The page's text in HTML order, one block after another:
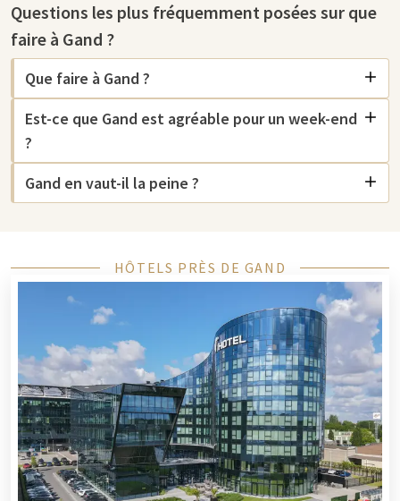
Les curiosités de
Une visite à Gand ne saurait être complète sans la découverte
de ses sites historiques. Le Beffroi médiéval deGent, classé au
patrimoine mondial de l'UNESCO, offre une vue imprenable
sur la ville et est à voir absolument. De plus, l'imposant
château de Gravensteen,la cathédrale Saint-Bavonet le
Patershol sont des lieux à ne pas manquer.
médiévaux, de boutiques modernes et de cafés accueillants
crée une atmosphère unique. Pour une expérience encore plus
spéciale, faites une croisière sur les canaux et admirez Gand
d'un point de vue différent.
Hôtel àGent
Vous souhaitez passer la nuit à Gent? La ville de Gand offre
plusieurs possibilités d'hébergement dans le centre-ville et
ses environs, de sorte que vous trouverez toujours un hôtel qui
répond à vos besoins. Des hôtels de luxe aux chambres d'hôtes
Questions les plus fréquemment posées sur que
faire à Gand ?
Que faire à Gand ?
Est-ce que Gand est agréable pour un week-end
?
Gand en vaut-il la peine ?
HÔTELS PRÈS DE GAND